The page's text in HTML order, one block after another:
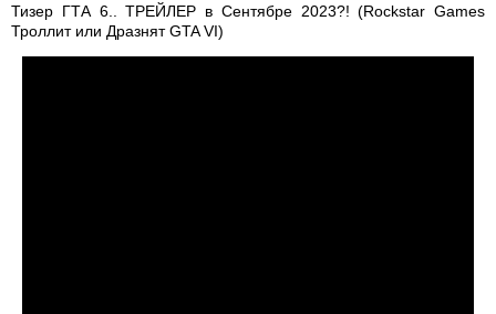
Тизер ГТА 6.. ТРЕЙЛЕР в Сентябре 2023?! (Rockstar Games
Троллит или Дразнят GTA VI)